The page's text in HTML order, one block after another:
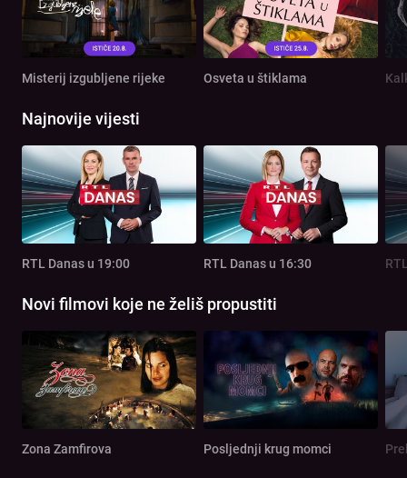
Misterij izgubljene rijeke Osveta u štiklama
Najnovije vijesti
RTL Danas u 19:00 RTL Danas u 16:30
Novi filmovi koje ne želiš propustiti
Zona Zamfirova Posljednji krug momci